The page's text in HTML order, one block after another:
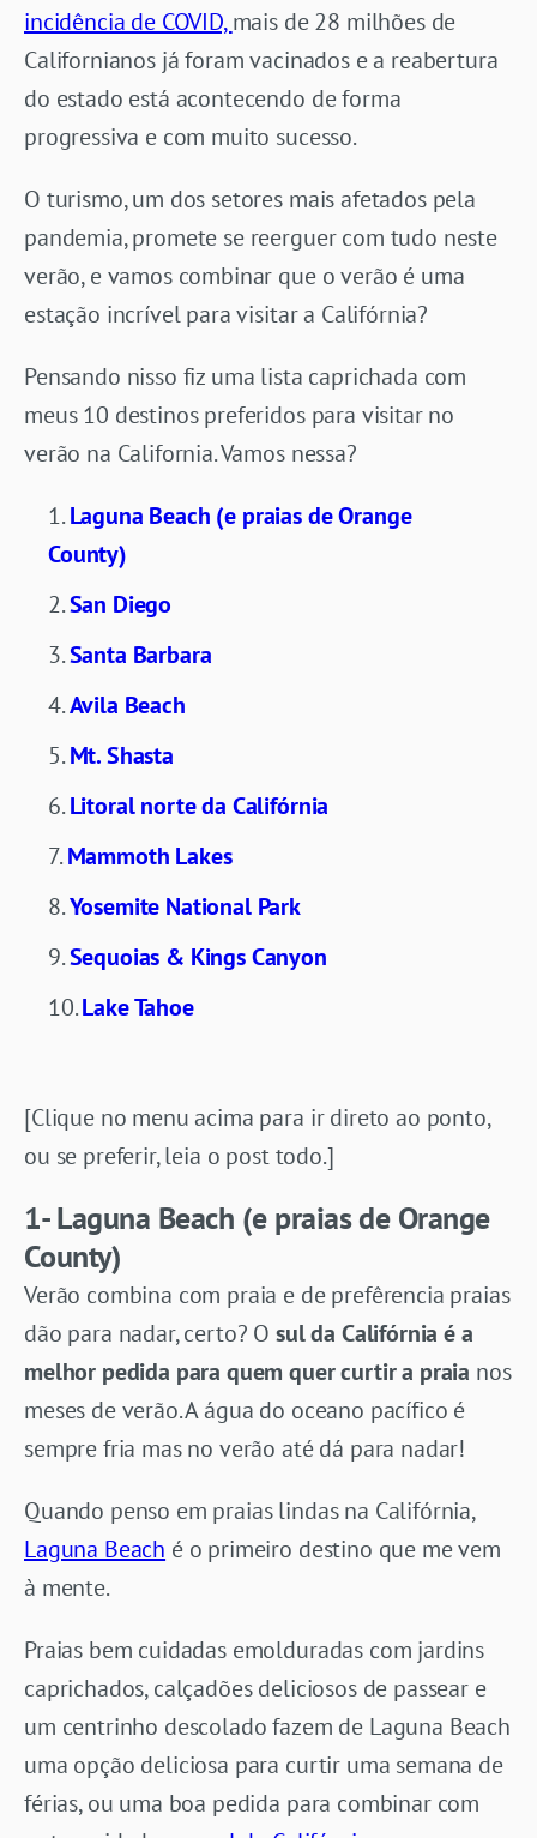
incidência de COVID,mais de 28 milhões de
Californianos já foram vacinados e a reabertura
do estado está acontecendo de forma
progressiva e com muito sucesso.
O turismo, um dos setores mais afetados pela
pandemia, promete se reerguer com tudo neste
verão, e vamos combinar que o verão é uma
estação incrível para visitar a Califórnia?
Pensando nisso fiz uma lista caprichada com
meus 10 destinos preferidos para visitar no
verão na California. Vamos nessa?
Laguna Beach (e praias de Orange
County)
San Diego
Santa Barbara
Avila Beach
Mt. Shasta
Litoral norte da Califórnia
Mammoth Lakes
Yosemite National Park
Sequoias & Kings Canyon
Lake Tahoe
[Clique no menu acima para ir direto ao ponto,
ou se preferir, leia o post todo.]
1- Laguna Beach (e praias de Orange
County)
Verão combina com praia e de prefêrencia praias
dão para nadar, certo? O sul da Califórnia é a
melhor pedida para quem quer curtir a praia nos
meses de verão. A água do oceano pacífico é
sempre fria mas no verão até dá para nadar!
Quando penso em praias lindas na Califórnia,
Laguna Beach é o primeiro destino que me vem
à mente.
Praias bem cuidadas emolduradas com jardins
caprichados, calçadões deliciosos de passear e
um centrinho descolado fazem de Laguna Beach
uma opção deliciosa para curtir uma semana de
férias, ou uma boa pedida para combinar com